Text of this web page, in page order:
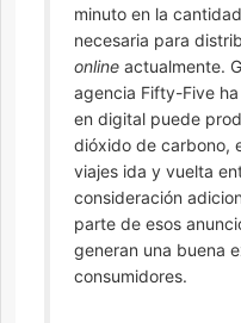
minuto en la
necesaria para
online actualmente.
agencia Fifty-Five
en digital puede
dióxido de carbono,
viajes ida y vuelta
consideración
parte de esos
generan una buena
consumidores.